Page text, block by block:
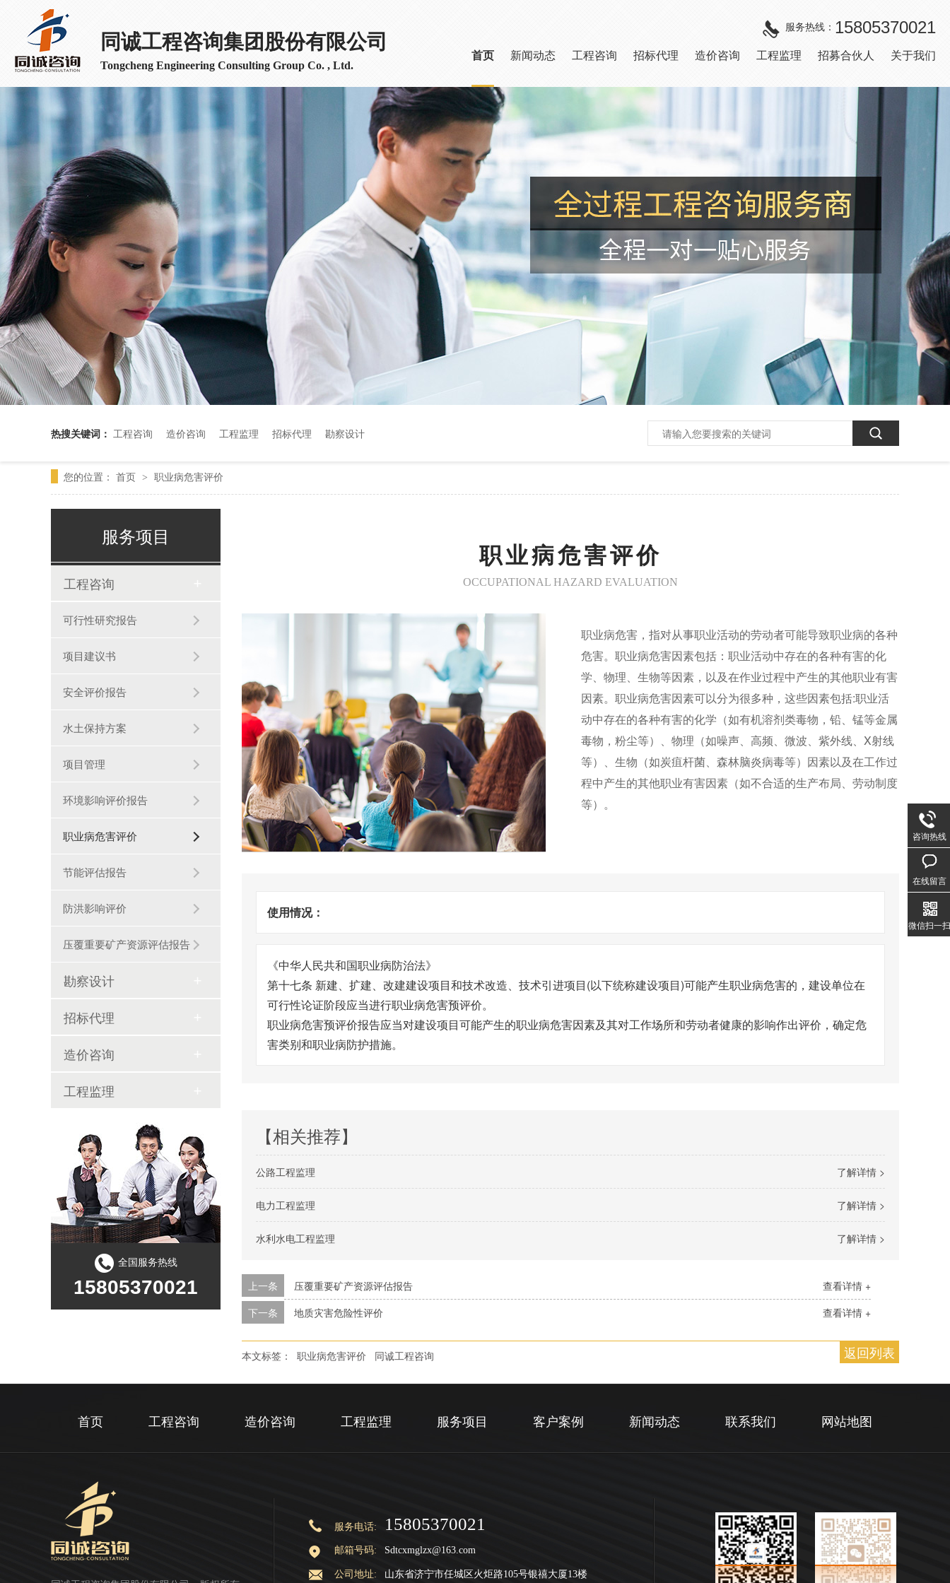
同诚工程咨询集团股份有限公司
Tongcheng Engineering Consulting Group Co. , Ltd.
服务热线： 15805370021
首页 新闻动态 工程咨询 招标代理 造价咨询 工程监理 招募合伙人 关于我们
热搜关键词： 工程咨询 造价咨询 工程监理 招标代理 勘察设计
您的位置： 首页 > 职业病危害评价
职业病危害评价
OCCUPATIONAL HAZARD EVALUATION
职业病危害，指对从事职业活动的劳动者可能导致职业病的各种
危害。职业病危害因素包括：职业活动中存在的各种有害的化
学、物理、生物等因素，以及在作业过程中产生的其他职业有害
因素。职业病危害因素可以分为很多种，这些因素包括:职业活
动中存在的各种有害的化学（如有机溶剂类毒物，铅、锰等金属
毒物，粉尘等）、物理（如噪声、高频、微波、紫外线、X射线
等）、生物（如炭疽杆菌、森林脑炎病毒等）因素以及在工作过
程中产生的其他职业有害因素（如不合适的生产布局、劳动制度
等）。
使用情况：
《中华人民共和国职业病防治法》
第十七条 新建、扩建、改建建设项目和技术改造、技术引进项目(以下统称建设项目)可能产生职业病危害的，建设单位在
可行性论证阶段应当进行职业病危害预评价。
职业病危害预评价报告应当对建设项目可能产生的职业病危害因素及其对工作场所和劳动者健康的影响作出评价，确定危
害类别和职业病防护措施。
【相关推荐】
了解详情 >
公路工程监理
了解详情 >
电力工程监理
了解详情 >
水利水电工程监理
查看详情 +
上一条
压覆重要矿产资源评估报告
查看详情 +
下一条 地质灾害危险性评价
返回列表
本文标签： 职业病危害评价 同诚工程咨询
服务项目
工程咨询
可行性研究报告
项目建议书
安全评价报告
水土保持方案
项目管理
环境影响评价报告
职业病危害评价
节能评估报告
防洪影响评价
压覆重要矿产资源评估报告
勘察设计
招标代理
造价咨询
工程监理
全国服务热线
15805370021
首页 工程咨询 造价咨询 工程监理 服务项目 客户案例 新闻动态 联系我们 网站地图
服务电话: 15805370021
邮箱号码: Sdtcxmglzx@163.com
公司地址: 山东省济宁市任城区火炬路105号银禧大厦13楼
咨询热线
在线留言
微信扫一扫